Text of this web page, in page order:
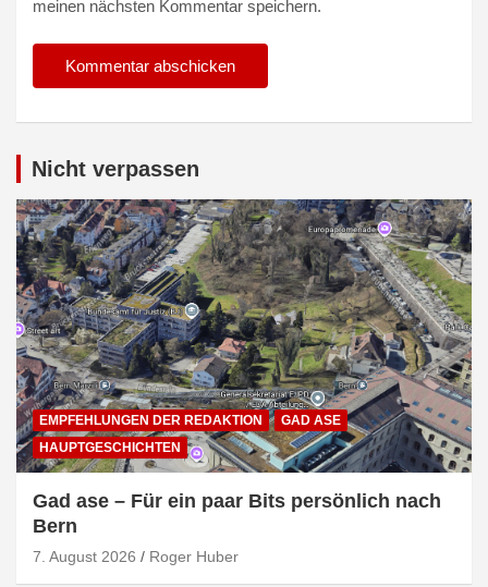
meinen nächsten Kommentar speichern.
Nicht verpassen
EMPFEHLUNGEN DER REDAKTION
GAD ASE
HAUPTGESCHICHTEN
Gad ase – Für ein paar Bits persönlich nach
Bern
7. August 2026 Roger Huber